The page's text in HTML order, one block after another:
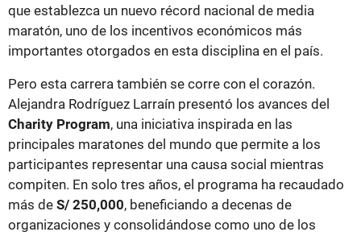
que establezca un nuevo récord nacional de media
maratón, uno de los incentivos económicos más
importantes otorgados en esta disciplina en el país.
Pero esta carrera también se corre con el corazón.
Alejandra Rodríguez Larraín presentó los avances del
Charity Program, una iniciativa inspirada en las
principales maratones del mundo que permite a los
participantes representar una causa social mientras
compiten. En solo tres años, el programa ha recaudado
más de S/ 250,000, beneficiando a decenas de
organizaciones y consolidándose como uno de los